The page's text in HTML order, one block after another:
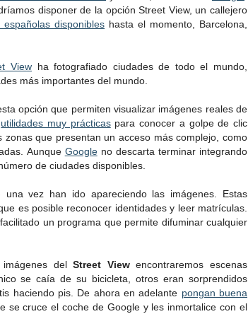
disponer de la opción Street View, un callejero
disponibles hasta el momento, Barcelona,
View ha fotografiado ciudades de todo el mundo,
más importantes del mundo.
opción que permiten visualizar imágenes reales de
utilidades muy prácticaspara conocer a golpe de clic
que presentan un acceso más complejo, como
Aunque Googleno descarta terminar integrando
de ciudades disponibles.
vez han ido apareciendo las imágenes. Estas
es posible reconocer identidades y leer matrículas.
facilitado un programa que permite difuminar cualquier
imágenes delStreet Viewencontraremos escenas
se caía de su bicicleta, otros eran sorprendidos
haciendo pis. De ahora en adelante pongan buena
se cruce el coche de Google y les inmortalice con el